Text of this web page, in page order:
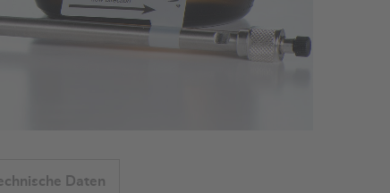
Daten